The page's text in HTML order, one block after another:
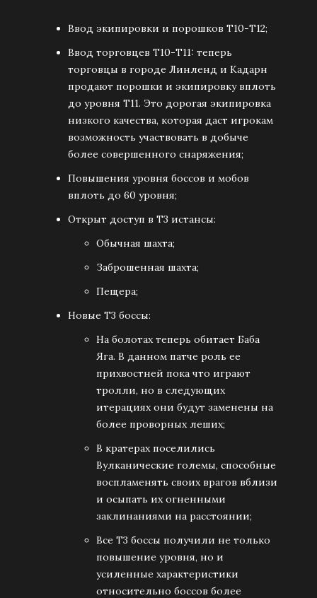
Ввод экипировки и порошков Т10-Т12;
Ввод торговцев Т10-Т11: теперь
торговцы в городе Линленд и Кадарн
продают порошки и экипировку вплоть
до уровня Т11. Это дорогая экипировка
низкого качества, которая даст игрокам
возможность участвовать в добыче
более совершенного снаряжения;
Повышения уровня боссов и мобов
вплоть до 60 уровня;
Открыт доступ в Т3 истансы:
Обычная шахта;
Заброшенная шахта;
Пещера;
Новые Т3 боссы:
На болотах теперь обитает Баба
Яга. В данном патче роль ее
прихвостней пока что играют
тролли, но в следующих
итерациях они будут заменены на
более проворных леших;
В кратерах поселились
Вулканические големы, способные
воспламенять своих врагов вблизи
и осыпать их огненными
заклинаниями на расстоянии;
Все Т3 боссы получили не только
повышение уровня, но и
усиленные характеристики
относительно боссов более